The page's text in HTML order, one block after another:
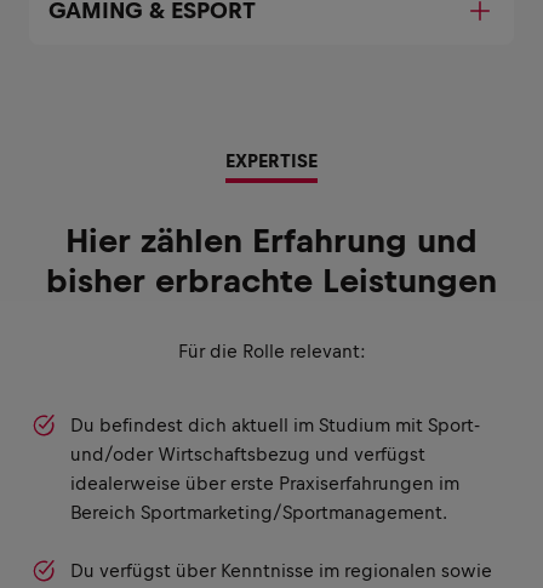
GAMING & ESPORT
EXPERTISE
Hier zählen Erfahrung und
bisher erbrachte Leistungen
Für die Rolle relevant:
Du befindest dich aktuell im Studium mit Sport-
und/oder Wirtschaftsbezug und verfügst
idealerweise über erste Praxiserfahrungen im
Bereich Sportmarketing/Sportmanagement.
Du verfügst über Kenntnisse im regionalen sowie